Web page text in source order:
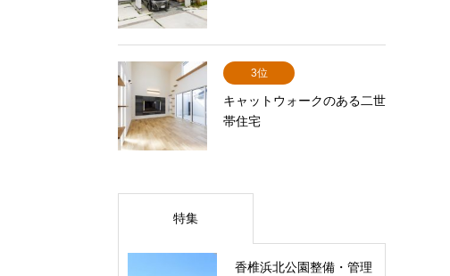
3位
キャットウォークのある二世
帯住宅
特集
香椎浜北公園整備・管理